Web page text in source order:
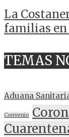
La
familias en
TEMAS
Aduana
Convenio